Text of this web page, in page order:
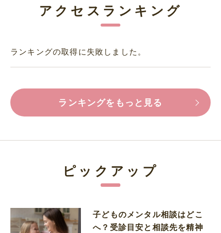
アクセスランキング
ランキングの取得に失敗しました。
ランキングをもっと見る
ピックアップ
子どものメンタル相談はどこ
へ？受診目安と相談先を精神